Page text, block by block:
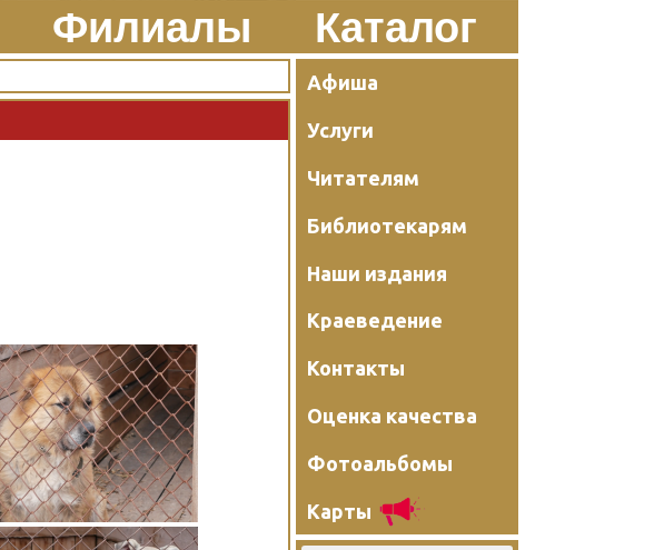
Филиалы Каталог
Афиша
Услуги
Читателям
Библиотекарям
Наши издания
Краеведение
Контакты
Оценка качества
Фотоальбомы
Карты